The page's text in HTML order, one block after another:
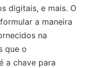
digitais, e mais. O
a maneira
na
que o
a chave para